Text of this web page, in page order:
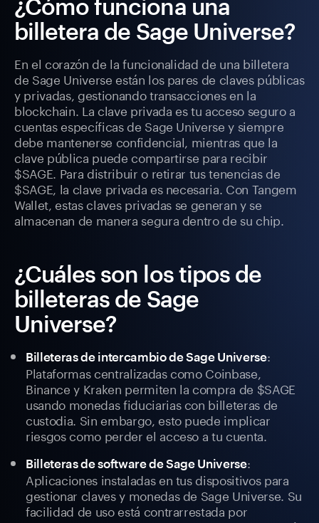
¿Cómo funciona una
billetera de Sage Universe?
En el corazón de la funcionalidad de una billetera
de Sage Universe están los pares de claves públicas
y privadas, gestionando transacciones en la
blockchain. La clave privada es tu acceso seguro a
cuentas específicas de Sage Universe y siempre
debe mantenerse confidencial, mientras que la
clave pública puede compartirse para recibir
$SAGE. Para distribuir o retirar tus tenencias de
$SAGE, la clave privada es necesaria. Con Tangem
Wallet, estas claves privadas se generan y se
almacenan de manera segura dentro de su chip.
¿Cuáles son los tipos de
billeteras de Sage
Universe?
Billeteras de intercambio de Sage Universe:
Plataformas centralizadas como Coinbase,
Binance y Kraken permiten la compra de $SAGE
usando monedas fiduciarias con billeteras de
custodia. Sin embargo, esto puede implicar
riesgos como perder el acceso a tu cuenta.
Billeteras de software de Sage Universe:
Aplicaciones instaladas en tus dispositivos para
gestionar claves y monedas de Sage Universe. Su
facilidad de uso está contrarrestada por